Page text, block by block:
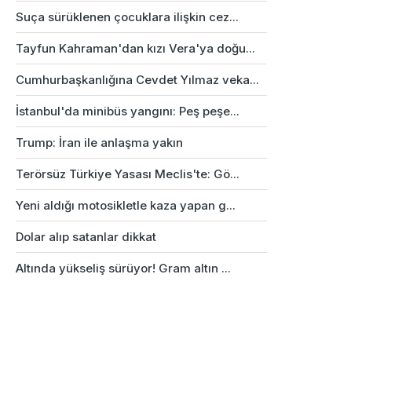
Suça sürüklenen çocuklara ilişkin cez...
Tayfun Kahraman'dan kızı Vera'ya doğu...
Cumhurbaşkanlığına Cevdet Yılmaz veka...
İstanbul'da minibüs yangını: Peş peşe...
Trump: İran ile anlaşma yakın
Terörsüz Türkiye Yasası Meclis'te: Gö...
Yeni aldığı motosikletle kaza yapan g...
Dolar alıp satanlar dikkat
Altında yükseliş sürüyor! Gram altın ...